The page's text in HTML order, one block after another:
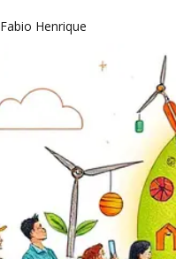
Fabio Henrique